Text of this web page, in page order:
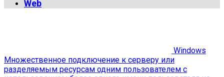
Web
Windows
Множественное подключение к серверу или
разделяемым ресурсам одним пользователем с